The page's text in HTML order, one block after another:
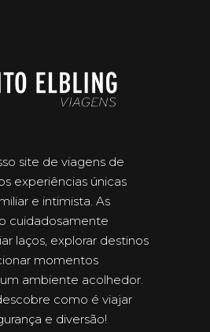
site de viagens de
experiências únicas
e intimista. As
cuidadosamente
laços, explorar destinos
momentos
ambiente acolhedor.
como é viajar
e diversão!